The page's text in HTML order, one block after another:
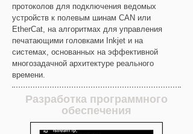
протоколов для подключения ведомых
устройств к полевым шинам CAN или
EtherCat, на алгоритмах для управления
печатающими головками Inkjet и на
системах, основанных на эффективной
многозадачной архитектуре реального
времени.
Разработка программного
обеспечения